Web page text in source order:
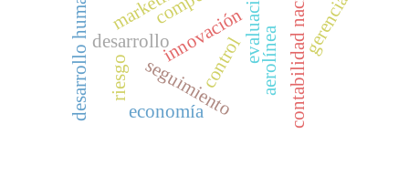
controlevaluación
seguimiento
innovación
desarrollo contabilidad nacional
desarrollo humano aerolínea
economía
riesgo
gerencia